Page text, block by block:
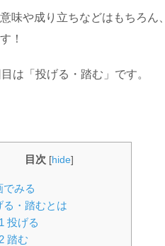
味や成り立ちなどはもちろん、
！
は「投げる・踏む」です。
目次 [hide]
でみる
る・踏むとは
投げる
踏む